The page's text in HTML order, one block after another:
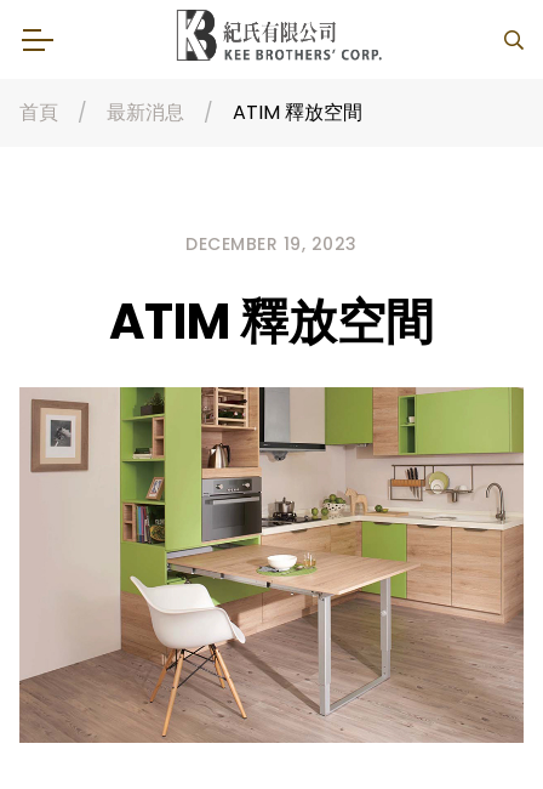
首頁 最新消息 ATIM 釋放空間
DECEMBER 19, 2023
ATIM 釋放空間